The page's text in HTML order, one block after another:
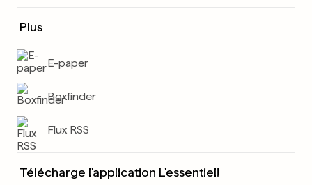
Plus
E-paper
Boxfinder
Flux RSS
Télécharge l'application L'essentiel!